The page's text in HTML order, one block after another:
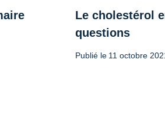
Le cholestérol
questions
Publié le 11 octobre